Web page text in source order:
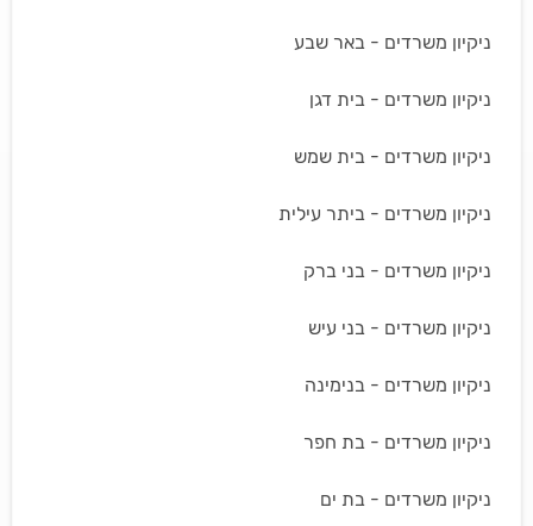
ניקיון משרדים - באר שבע
ניקיון משרדים - בית דגן
ניקיון משרדים - בית שמש
ניקיון משרדים - ביתר עילית
ניקיון משרדים - בני ברק
ניקיון משרדים - בני עיש
ניקיון משרדים - בנימינה
ניקיון משרדים - בת חפר
ניקיון משרדים - בת ים